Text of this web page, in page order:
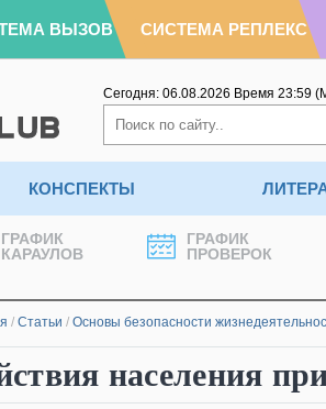
ВЫЗОВ СИСТЕМА РЕПЛЕКС
Сегодня: 06.08.2026 Время 23:59
КОНСПЕКТЫ
ГРАФИК
КАРАУЛОВ
ГРАФИК
ПРОВЕРОК
/ Статьи / Основы безопасности
населения